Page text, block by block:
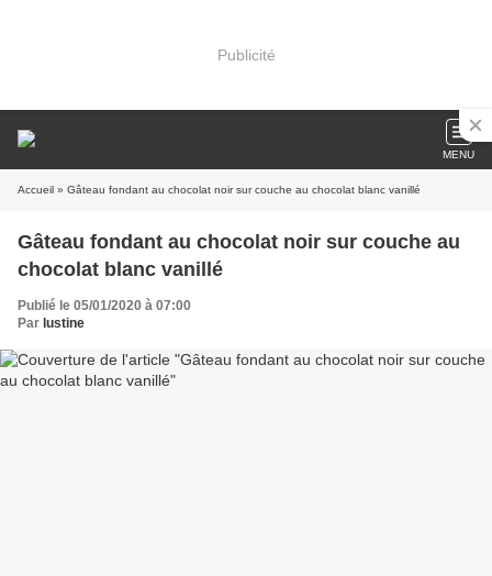
Publicité
MENU
Accueil » Gâteau fondant au chocolat noir sur couche au chocolat blanc vanillé
Gâteau fondant au chocolat noir sur couche au
chocolat blanc vanillé
Publié le 05/01/2020 à 07:00
Par lustine